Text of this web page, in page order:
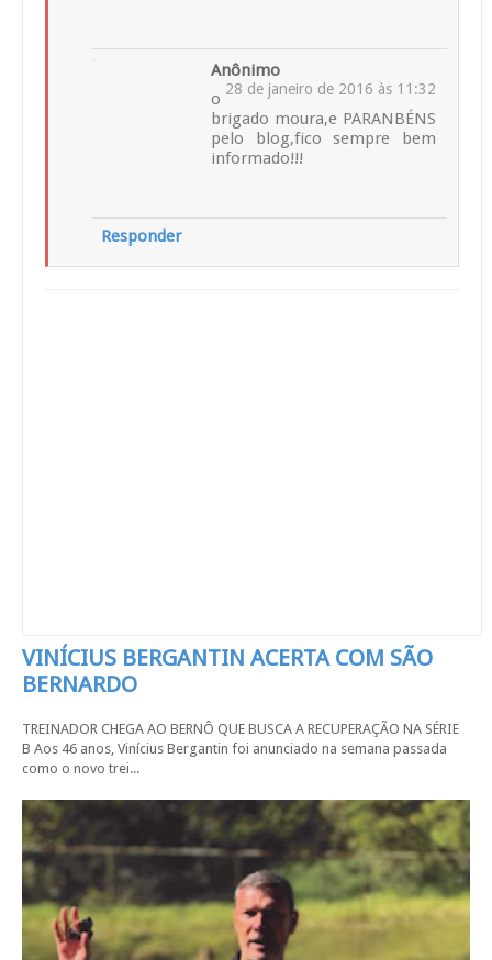
Anônimo
28 de janeiro de 2016 às 11:32
o
brigado moura,e PARANBÉNS
pelo blog,fico sempre bem
informado!!!
Responder
VINÍCIUS BERGANTIN ACERTA COM SÃO
BERNARDO
TREINADOR CHEGA AO BERNÔ QUE BUSCA A RECUPERAÇÃO NA SÉRIE
B Aos 46 anos, Vinícius Bergantin foi anunciado na semana passada
como o novo trei...